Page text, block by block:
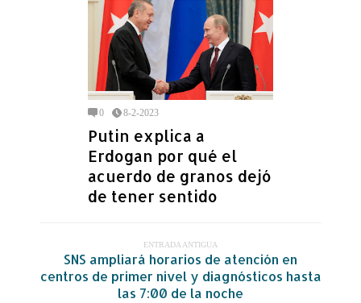
0 8-2-2023
Putin explica a
Erdogan por qué el
acuerdo de granos dejó
de tener sentido
ENTRADA ANTIGUA
SNS ampliará horarios de atención en
centros de primer nivel y diagnósticos hasta
las 7:00 de la noche